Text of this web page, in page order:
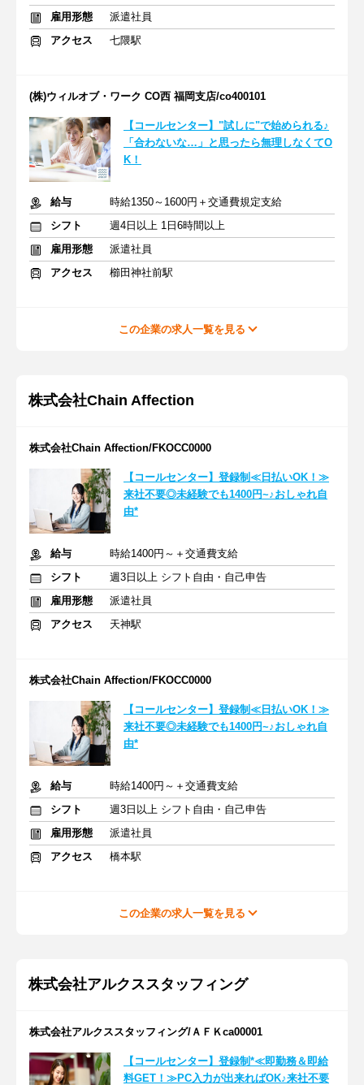
雇用形態
派遣社員
アクセス
七隈駅
(株)ウィルオブ・ワーク CO西 福岡支店/co400101
【コールセンター】"試しに"で始められる♪
「合わないな…」と思ったら無理しなくてO
K！
給与
時給1350～1600円＋交通費規定支給
シフト
週4日以上 1日6時間以上
雇用形態
派遣社員
アクセス
櫛田神社前駅
この企業の求人一覧を見る
株式会社Chain Affection
株式会社Chain Affection/FKOCC0000
【コールセンター】登録制≪日払いOK！≫
来社不要◎未経験でも1400円~♪おしゃれ自
由*
給与
時給1400円～＋交通費支給
シフト
週3日以上 シフト自由・自己申告
雇用形態
派遣社員
アクセス
天神駅
株式会社Chain Affection/FKOCC0000
【コールセンター】登録制≪日払いOK！≫
来社不要◎未経験でも1400円~♪おしゃれ自
由*
給与
時給1400円～＋交通費支給
シフト
週3日以上 シフト自由・自己申告
雇用形態
派遣社員
アクセス
橋本駅
この企業の求人一覧を見る
株式会社アルクススタッフィング
株式会社アルクススタッフィング/ＡＦＫca00001
【コールセンター】登録制*≪即勤務＆即給
料GET！≫PC入力が出来ればOK♪来社不要